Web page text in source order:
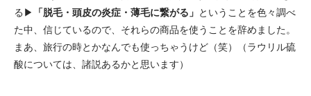
る▶︎ 「脱毛・頭皮の炎症・薄毛に繋がる」 ということを色々調べ
た中、信じているので、それらの商品を使うことを辞めました。
まあ、旅行の時とかなんでも使っちゃうけど（笑）（ラウリル硫
酸については、諸説あるかと思います）